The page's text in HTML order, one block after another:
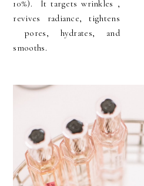
10%). It targets wrinkles ,
revives radiance, tightens
pores, hydrates, and
smooths.